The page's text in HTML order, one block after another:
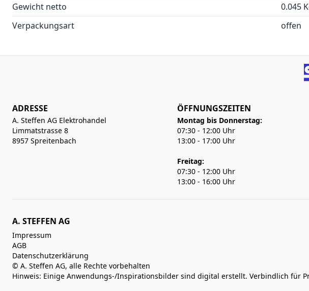
Gewicht netto
0.045
Verpackungsart
offen
ADRESSE
A. Steffen AG Elektrohandel
Limmatstrasse 8
8957 Spreitenbach
ÖFFNUNGSZEITEN
Montag bis Donnerstag:
07:30 - 12:00 Uhr
13:00 - 17:00 Uhr
Freitag:
07:30 - 12:00 Uhr
13:00 - 16:00 Uhr
A. STEFFEN AG
Impressum
AGB
Datenschutzerklärung
© A. Steffen AG, alle Rechte vorbehalten
Hinweis: Einige Anwendungs-/Inspirationsbilder sind digital erstellt. Verbindlich für